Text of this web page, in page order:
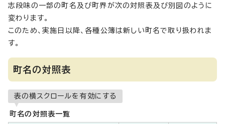
志段味の一部の町名及び町界が次の対照表及び別図のように
変わります。
このため、実施日以降、各種公簿は新しい町名で取り扱われま
す。
町名の対照表
表の横スクロールを有効にする
町名の対照表一覧